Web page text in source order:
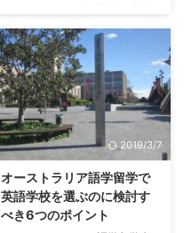
ーに使うテキストブック ...
の多くは、先ず最初は英語学校に
行きたいという人が多いのではな
いかと思います。 これらの人達
は、大きく2パターンにわかれま
す。 1．日本から、学校を手配し
てから入国する人、 そして、 2．
とりあえず入国してから学校を探
リットは、計画性をもって行動で
き直ぐに学校に通えるので時間を
無駄にすることがないということ
2019/3/7
オーストラリア語学留学で
英語学校を選ぶのに検討す
べき6つのポイント